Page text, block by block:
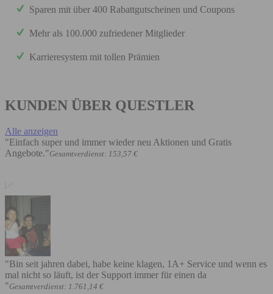
Sparen mit über 400 Rabattgutscheinen und Coupons
Mehr als 100.000 zufriedener Mitglieder
Karrieresystem mit tollen Prämien
KUNDEN ÜBER QUESTLER
Alle anzeigen
"Einfach super und immer wieder neu Aktionen und Gratis
Angebote."Gesamtverdienst: 153,57 €
"Bin seit jahren dabei, habe keine klagen, 1A+ Service und wenn es
mal nicht so läuft, ist der Support immer für einen da
"Gesamtverdienst: 1.761,14 €